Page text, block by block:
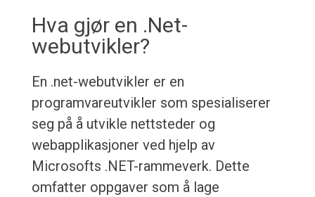
Hva gjør en .Net-
webutvikler?
En .net-webutvikler er en
programvareutvikler som spesialiserer
seg på å utvikle nettsteder og
webapplikasjoner ved hjelp av
Microsofts .NET-rammeverk. Dette
omfatter oppgaver som å lage